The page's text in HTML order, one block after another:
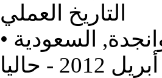
التاريخ العملي
جدة, السعودية
- حاليا